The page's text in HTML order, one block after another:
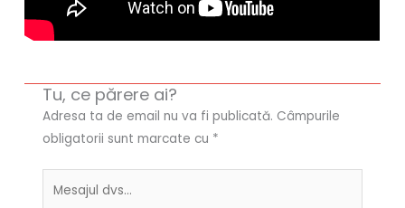
Tu, ce părere ai?
Adresa ta de email nu va fi publicată. Câmpurile
obligatorii sunt marcate cu *